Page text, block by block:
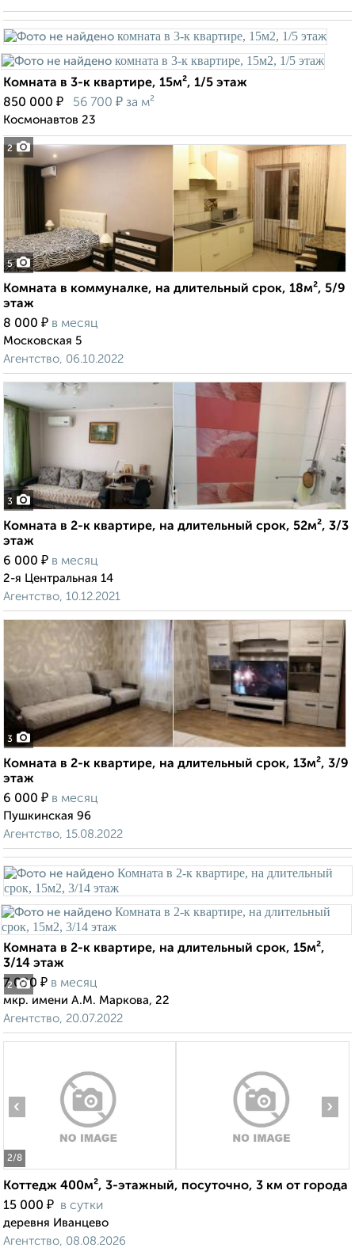
2
Комната в 3-к квартире, 15м², 1/5 этаж
850 000 ₽ 56 700 ₽ за м²
Космонавтов 23
5
Комната в коммуналке, на длительный срок, 18м², 5/9
этаж
8 000 ₽ в месяц
Московская 5
Агентство, 06.10.2022
3
Комната в 2-к квартире, на длительный срок, 52м², 3/3
этаж
6 000 ₽ в месяц
2-я Центральная 14
Агентство, 10.12.2021
3
Комната в 2-к квартире, на длительный срок, 13м², 3/9
этаж
6 000 ₽ в месяц
Пушкинская 96
Агентство, 15.08.2022
2
Комната в 2-к квартире, на длительный срок, 15м²,
3/14 этаж
7 000 ₽ в месяц
мкр. имени А.М. Маркова, 22
Агентство, 20.07.2022
2/8
‹ ›
Коттедж 400м², 3-этажный, посуточно, 3 км от города
15 000 ₽ в сутки
деревня Иванцево
Агентство, 08.08.2026